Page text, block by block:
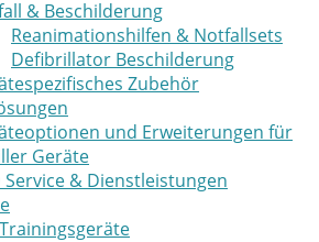
& Beschilderung
Reanimationshilfen & Notfallsets
Defibrillator Beschilderung
Zubehör
und Erweiterungen für
Geräte
Service & Dienstleistungen